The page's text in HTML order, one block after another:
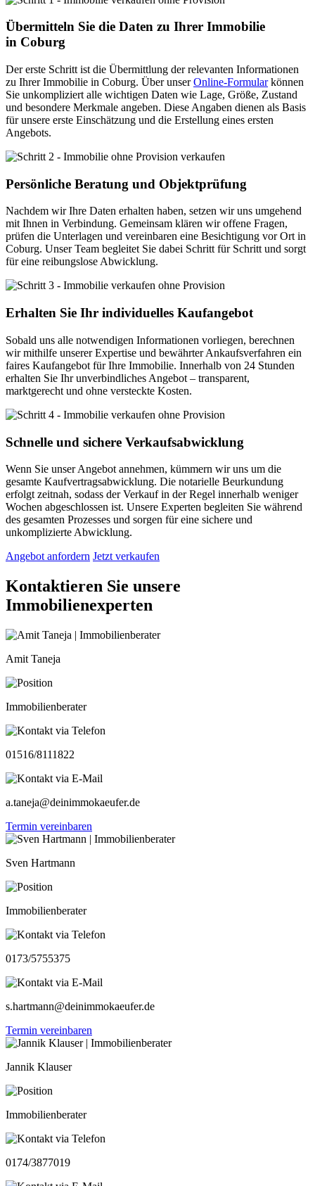
Übermitteln Sie die Daten zu Ihrer Immobilie
in Coburg
Der erste Schritt ist die Übermittlung der relevanten Informationen
zu Ihrer Immobilie in Coburg. Über unserOnline-Formularkönnen
Sie unkompliziert alle wichtigen Daten wie Lage, Größe, Zustand
und besondere Merkmale angeben. Diese Angaben dienen als Basis
für unsere erste Einschätzung und die Erstellung eines ersten
Angebots.
Persönliche Beratung und Objektprüfung
Nachdem wir Ihre Daten erhalten haben, setzen wir uns umgehend
mit Ihnen in Verbindung. Gemeinsam klären wir offene Fragen,
prüfen die Unterlagen und vereinbaren eine Besichtigung vor Ort in
Coburg. Unser Team begleitet Sie dabei Schritt für Schritt und sorgt
für eine reibungslose Abwicklung.
Erhalten Sie Ihr individuelles Kaufangebot
Sobald uns alle notwendigen Informationen vorliegen, berechnen
wir mithilfe unserer Expertise und bewährter Ankaufsverfahren ein
faires Kaufangebot für Ihre Immobilie. Innerhalb von 24 Stunden
erhalten Sie Ihr unverbindliches Angebot – transparent,
marktgerecht und ohne versteckte Kosten.
Schnelle und sichere Verkaufsabwicklung
Wenn Sie unser Angebot annehmen, kümmern wir uns um die
gesamte Kaufvertragsabwicklung. Die notarielle Beurkundung
erfolgt zeitnah, sodass der Verkauf in der Regel innerhalb weniger
Wochen abgeschlossen ist. Unsere Experten begleiten Sie während
des gesamten Prozesses und sorgen für eine sichere und
unkomplizierte Abwicklung.
Angebot anfordern Jetzt verkaufen
Kontaktieren Sie unsere
Immobilienexperten
Amit Taneja
Immobilienberater
01516/8111822
a.taneja@deinimmokaeufer.de
Termin vereinbaren
Sven Hartmann
Immobilienberater
0173/5755375
s.hartmann@deinimmokaeufer.de
Termin vereinbaren
Jannik Klauser
Immobilienberater
0174/3877019